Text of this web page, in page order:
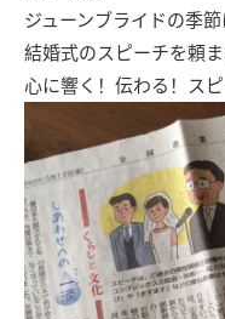
ジューンブライドの季節
結婚式のスピーチを頼
心に響く！伝わる！ス